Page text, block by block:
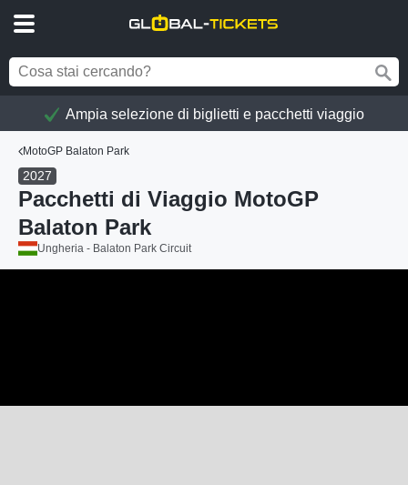
Ampia selezione di biglietti e pacchetti viaggio
MotoGP Balaton Park
2027
Pacchetti di Viaggio MotoGP
Balaton Park
Ungheria - Balaton Park Circuit